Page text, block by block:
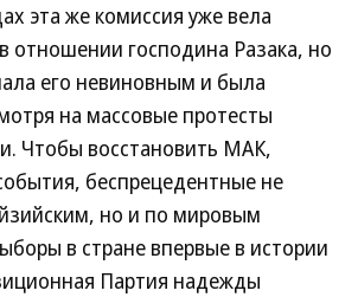
эта же комиссия уже вела
отношении господина Разака, но
его невиновным и была
на массовые протесты
Чтобы восстановить МАК,
беспрецедентные не
но и по мировым
в стране впервые в истории
Партия надежды